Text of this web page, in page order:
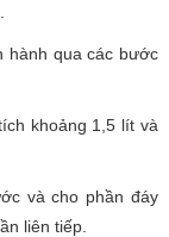
hành qua các bước
khoảng 1,5 lít và
và cho phần đáy
liên tiếp.